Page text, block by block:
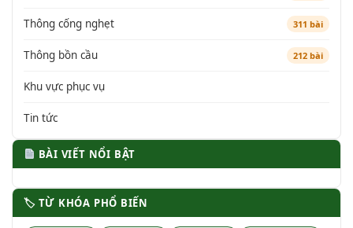
Thông cống nghẹt 311 bài
Thông bồn cầu 212 bài
Khu vực phục vụ
Tin tức
BÀI VIẾT NỔI BẬT
🏷 TỪ KHÓA PHỔ BIẾN